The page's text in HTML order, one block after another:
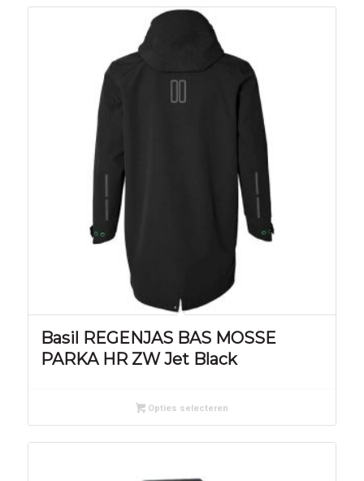
Basil REGENJAS BAS MOSSE
PARKA HR ZW Jet Black
Opties selecteren